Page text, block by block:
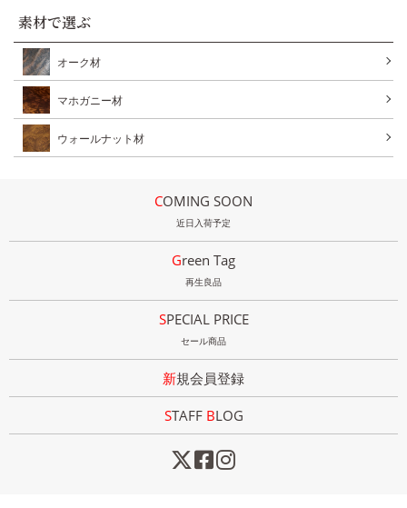
素材で選ぶ
オーク材
マホガニー材
ウォールナット材
COMING SOON
近日入荷予定
Green Tag
再生良品
SPECIAL PRICE
セール商品
新規会員登録
STAFF BLOG